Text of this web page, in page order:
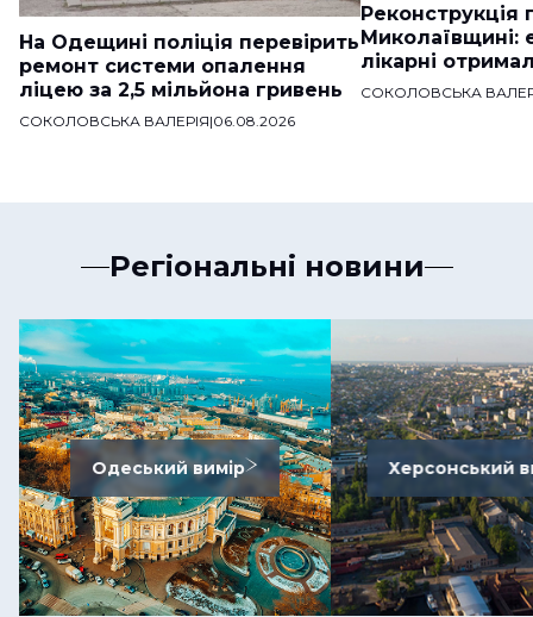
На Одещині поліція перевірить
ремонт системи опалення
ліцею за 2,5 мільйона гривень
СОКОЛОВСЬКА ВАЛЕРІЯ|06.08.2026
Реконструкція
Миколаївщині:
лікарні
СОКОЛОВСЬКА
Регіональні новини
Одеський вимір Херсонський